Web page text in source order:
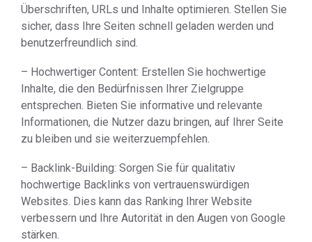
Überschriften, URLs und Inhalte optimieren. Stellen Sie
sicher, dass Ihre Seiten schnell geladen werden und
benutzerfreundlich sind.
– Hochwertiger Content: Erstellen Sie hochwertige
Inhalte, die den Bedürfnissen Ihrer Zielgruppe
entsprechen. Bieten Sie informative und relevante
Informationen, die Nutzer dazu bringen, auf Ihrer Seite
zu bleiben und sie weiterzuempfehlen.
– Backlink-Building: Sorgen Sie für qualitativ
hochwertige Backlinks von vertrauenswürdigen
Websites. Dies kann das Ranking Ihrer Website
verbessern und Ihre Autorität in den Augen von Google
stärken.